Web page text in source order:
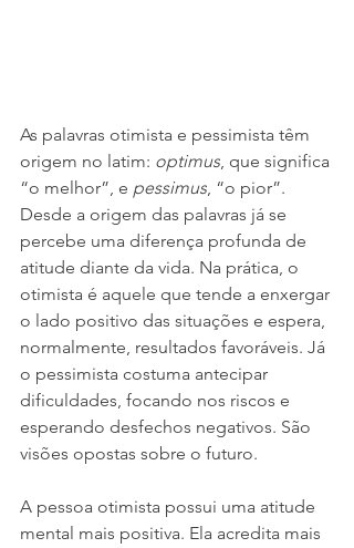
As palavras otimista e pessimista têm
origem no latim: optimus, que significa
“o melhor”, e pessimus, “o pior”.
Desde a origem das palavras já se
percebe uma diferença profunda de
atitude diante da vida. Na prática, o
otimista é aquele que tende a enxergar
o lado positivo das situações e espera,
normalmente, resultados favoráveis. Já
o pessimista costuma antecipar
dificuldades, focando nos riscos e
esperando desfechos negativos. São
visões opostas sobre o futuro.
A pessoa otimista possui uma atitude
mental mais positiva. Ela acredita mais